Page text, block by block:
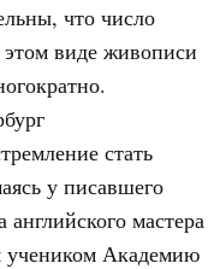
что число
виде живописи
стать
у писавшего
мастера
Академию